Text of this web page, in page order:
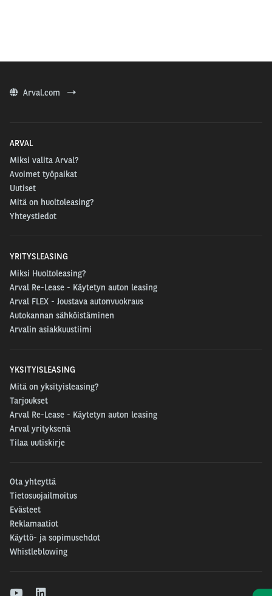
Arval.com
ARVAL
Miksi valita Arval?
Avoimet työpaikat
Uutiset
Mitä on huoltoleasing?
Yhteystiedot
YRITYSLEASING
Miksi Huoltoleasing?
Arval Re-Lease - Käytetyn auton leasing
Arval FLEX - Joustava autonvuokraus
Autokannan sähköistäminen
Arvalin asiakkuustiimi
YKSITYISLEASING
Mitä on yksityisleasing?
Tarjoukset
Arval Re-Lease - Käytetyn auton leasing
Arval yrityksenä
Tilaa uutiskirje
Ota yhteyttä
Tietosuojailmoitus
Evästeet
Reklamaatiot
Käyttö- ja sopimusehdot
Whistleblowing